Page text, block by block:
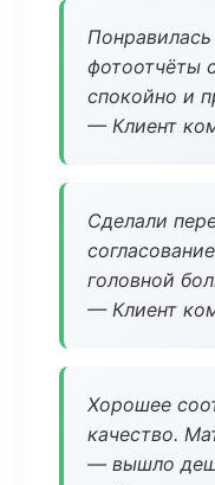
фотоотчёты
спокойно и
— Клиент
Сделали
головной
— Клиент
Хорошее
качество.
— вышло